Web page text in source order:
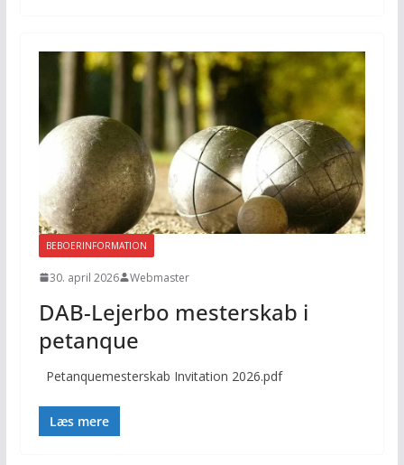
BEBOERINFORMATION
30. april 2026 Webmaster
DAB-Lejerbo mesterskab i
petanque
Petanquemesterskab Invitation 2026.pdf
Læs mere